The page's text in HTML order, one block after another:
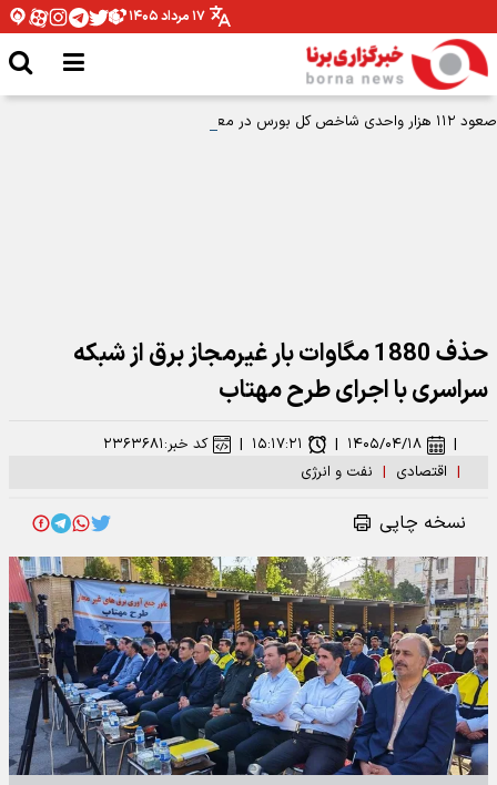
۱۷ مرداد ۱۴۰۵
صعود ۱۱۲ هزار واحدی شاخص کل بورس در معاملات شنبه
حذف 1880 مگاوات بار غیرمجاز برق از شبکه
سراسری با اجرای طرح مهتاب
| اقتصادی | نفت و انرژی
| ۱۴۰۵/۰۴/۱۸ | ۱۵:۱۷:۲۱ | کد خبر:۲۳۶۳۶۸۱
نسخه چاپی